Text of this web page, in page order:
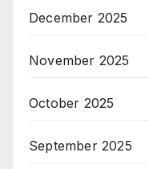
December 2025
November 2025
October 2025
September 2025